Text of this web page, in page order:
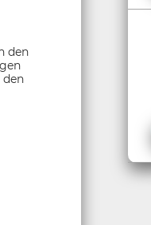
den
den